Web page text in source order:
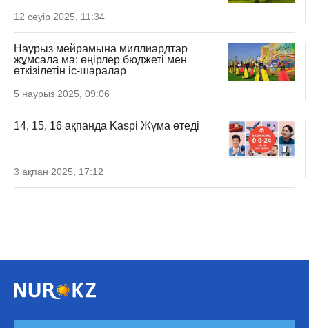
12 сәуір 2025, 11:34
Наурыз мейрамына миллиардтар
жұмсала ма: өңірлер бюджеті мен
өткізілетін іс-шаралар
5 наурыз 2025, 09:06
14, 15, 16 ақпанда Kaspi Жұма өтеді
3 ақпан 2025, 17:12